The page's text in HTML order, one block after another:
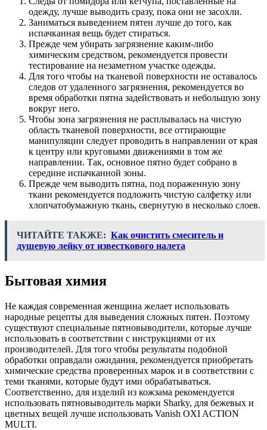
одежду, лучше выводить сразу, пока они не засохли.
Заниматься выведением пятен лучше до того, как
испачканная вещь будет стираться.
Прежде чем убирать загрязнение каким-либо
химическим средством, рекомендуется провести
тестирование на незаметном участке одежды.
Для того чтобы на тканевой поверхности не оставалось
следов от удаленного загрязнения, рекомендуется во
время обработки пятна задействовать и небольшую зону
вокруг него.
Чтобы зона загрязнения не расплывалась на чистую
область тканевой поверхности, все оттирающие
манипуляции следует проводить в направлении от края
к центру или круговыми движениями в том же
направлении. Так, основное пятно будет собрано в
середине испачканной зоны.
Прежде чем выводить пятна, под пораженную зону
ткани рекомендуется подложить чистую салфетку или
хлопчатобумажную ткань, свернутую в несколько слоев.
ЧИТАЙТЕ ТАКЖЕ: Как очистить смеситель и
душевую лейку от известкового налета
Бытовая химия
Не каждая современная женщина желает использовать
народные рецепты для выведения сложных пятен. Поэтому
существуют специальные пятновыводители, которые лучше
использовать в соответствии с инструкциями от их
производителей. Для того чтобы результаты подобной
обработки оправдали ожидания, рекомендуется приобретать
химические средства проверенных марок и в соответствии с
теми тканями, которые будут ими обрабатываться.
Соответственно, для изделий из кожзама рекомендуется
использовать пятновыводитель марки Sharky, для бежевых и
цветных вещей лучше использовать Vanish OXI ACTION
MULTI.